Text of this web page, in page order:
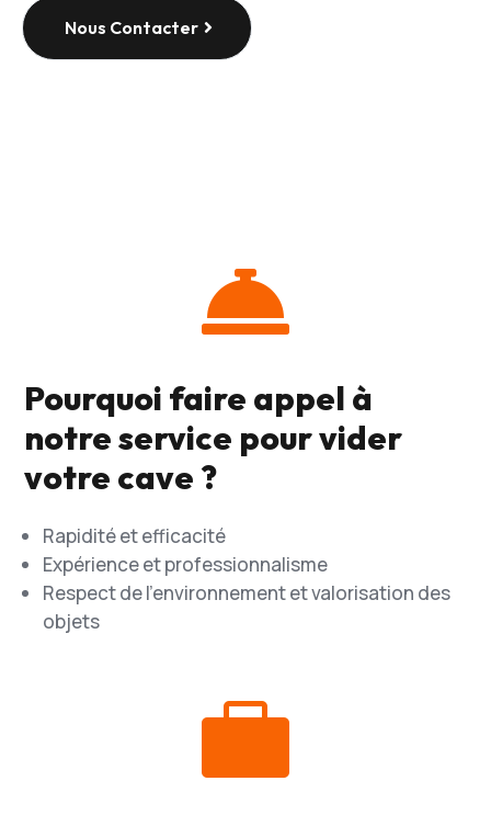
Nous Contacter

Pourquoi faire appel à
notre service pour vider
votre cave ?
Rapidité et efficacité
Expérience et professionnalisme
Respect de l’environnement et valorisation des
objets
